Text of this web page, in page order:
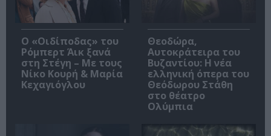
O «Οιδίποδας» του
Ρόμπερτ Άικ ξανά
στη Στέγη – Με τους
Νίκο Κουρή & Μαρία
Κεχαγιόγλου
Θεοδώρα,
Αυτοκράτειρα του
Βυζαντίου: Η νέα
ελληνική όπερα του
Θεόδωρου Στάθη
στο θέατρο
Ολύμπια